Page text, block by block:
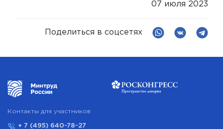
07 июля 2023
Поделиться в соцсетях
Контакты для участников
+ 7 (495) 640-78-27